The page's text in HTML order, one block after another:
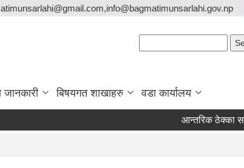
बिषयगत शाखाहरु वडा कार्यालय
आन्तरिक ठेक्का